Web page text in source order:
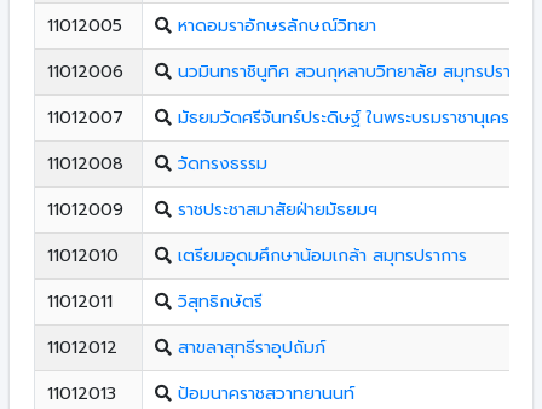
11012005
หาดอมราอักษรลักษณ์วิทยา
11012006
นวมินทราชินูทิศ สวนกุหลาบวิทยาลัย สมุทรปราการ
11012007
มัธยมวัดศรีจันทร์ประดิษฐ์ ในพระบรมราชานุเคราะห์
11012008
วัดทรงธรรม
11012009
ราชประชาสมาสัยฝ่ายมัธยมฯ
11012010
เตรียมอุดมศึกษาน้อมเกล้า สมุทรปราการ
11012011
วิสุทธิกษัตรี
11012012
สาขลาสุทธีราอุปถัมภ์
11012013
ป้อมนาคราชสวาทยานนท์